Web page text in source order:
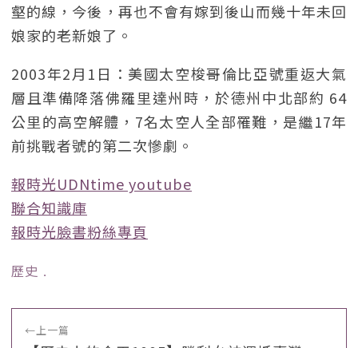
壑的線，今後，再也不會有嫁到後山而幾十年未回
娘家的老新娘了。
2003年2月1日：美國太空梭哥倫比亞號重返大氣
層且準備降落佛羅里達州時，於德州中北部約 64
公里的高空解體，7名太空人全部罹難，是繼17年
前挑戰者號的第二次慘劇。
報時光UDNtime youtube
聯合知識庫
報時光臉書粉絲專頁
歷史 ﹒
←上一篇